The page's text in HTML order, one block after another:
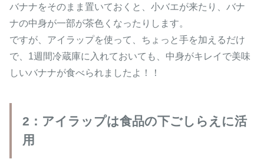
バナナをそのまま置いておくと、小バエが来たり、バナ
ナの中身が一部が茶色くなったりします。
ですが、アイラップを使って、ちょっと手を加えるだけ
で、1週間冷蔵庫に入れておいても、中身がキレイで美味
しいバナナが食べられましたよ！！
2：アイラップは食品の下ごしらえに活
用